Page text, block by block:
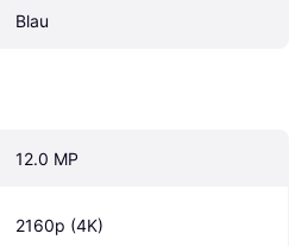
Blau
12.0 MP
2160p (4K)